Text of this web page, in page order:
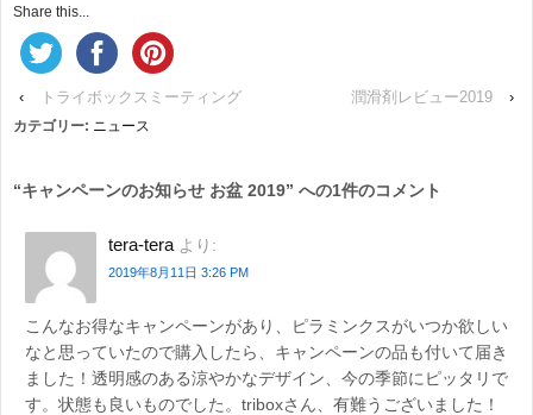
Share this...
‹ トライボックスミーティング 潤滑剤レビュー2019 ›
カテゴリー: ニュース
“キャンペーンのお知らせ お盆 2019” への1件のコメント
tera-tera より:
2019年8月11日 3:26 PM
こんなお得なキャンペーンがあり、ピラミンクスがいつか欲しい
なと思っていたので購入したら、キャンペーンの品も付いて届き
ました！透明感のある涼やかなデザイン、今の季節にピッタリで
す。状態も良いものでした。triboxさん、有難うございました！